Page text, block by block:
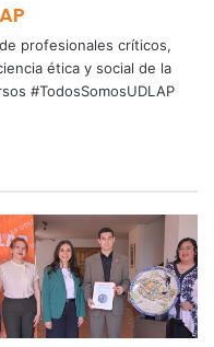
profesionales críticos,
ética y social de la
#TodosSomosUDLAP